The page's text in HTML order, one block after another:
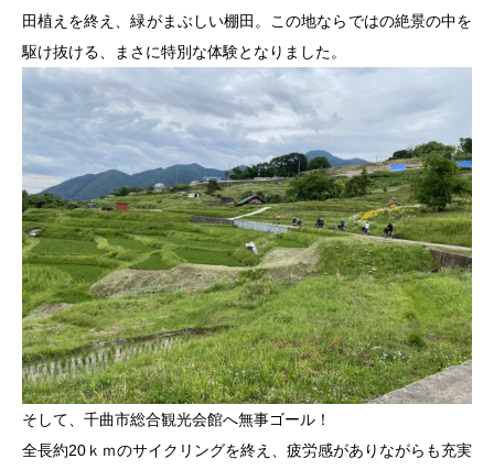
田植えを終え、緑がまぶしい棚田。この地ならではの絶景の中を
駆け抜ける、まさに特別な体験となりました。
そして、千曲市総合観光会館へ無事ゴール！
全長約20ｋｍのサイクリングを終え、疲労感がありながらも充実